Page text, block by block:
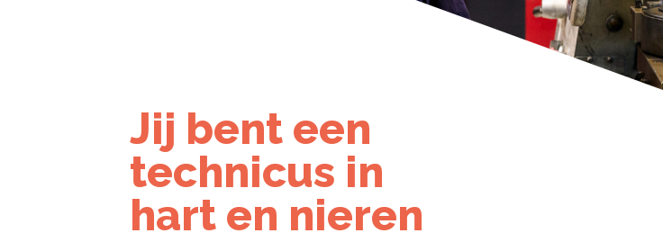
Jij bent een
technicus in
hart en nieren
Aanmelden voor deze locatie